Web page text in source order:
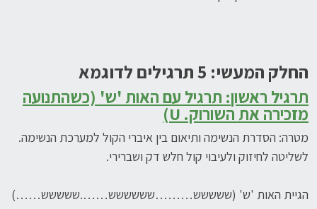
החלק המעשי: 5 תרגילים לדוגמא
תרגיל ראשון: תרגיל עם האות 'ש' (כשהתנועה
מזכירה את השורוק. U)
מטרה: הסדרת הנשימה ותיאום בין איברי הקול למערכת הנשימה.
לשליטה לחיזוק ולעיבוי קול חלש דק ושברירי.
הגיית האות 'ש' (ששששש………שששששש…….ששששש……)